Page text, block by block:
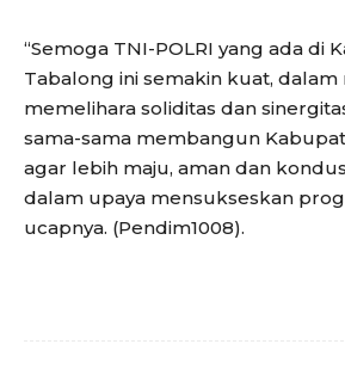
“Semoga TNI-POLRI yang ada di
Tabalong ini semakin kuat, dalam
memelihara soliditas dan
sama-sama membangun
agar lebih maju, aman dan
dalam upaya mensukseskan
ucapnya. (Pendim1008).